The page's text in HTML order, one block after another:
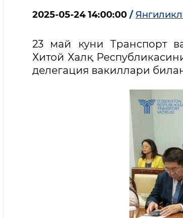
2025-05-24 14:00:00 /
23 май куни Транспорт
Хитой Халқ
делегация вакиллари